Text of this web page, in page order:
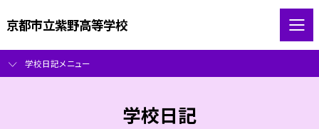
京都市立紫野高等学校
学校日記メニュー
学校日記